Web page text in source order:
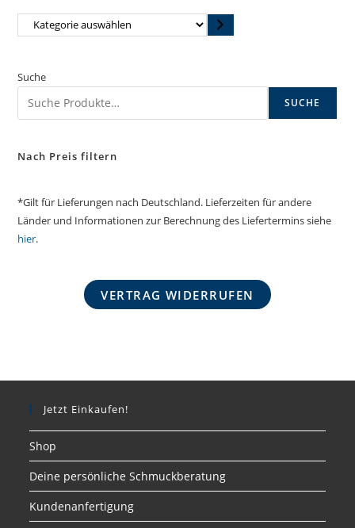
Kategorie
Suche
SUCHE
Nach Preis filtern
*Gilt für Lieferungen nach Deutschland. Lieferzeiten für andere
Länder und Informationen zur Berechnung des Liefertermins siehe
hier.
VERTRAG WIDERRUFEN
Jetzt Einkaufen!
Shop
Deine persönliche Schmuckberatung
Kundenanfertigung